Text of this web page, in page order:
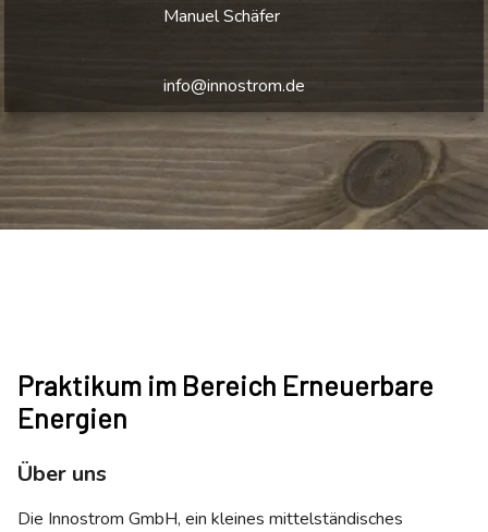
Manuel Schäfer
info@innostrom.de
Praktikum im Bereich Erneuerbare
Energien
Über uns
Die Innostrom GmbH, ein kleines mittelständisches